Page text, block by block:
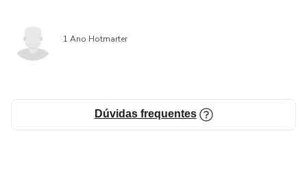
1 Ano Hotmarter
Dúvidas frequentes